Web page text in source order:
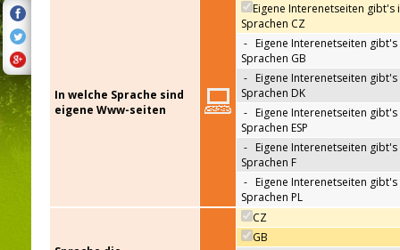
In welche Sprache sind
eigene Www-seiten
Eigene Interenetseiten gibt's
Sprachen CZ
- Eigene Interenetseiten gibt's
Sprachen GB
- Eigene Interenetseiten gibt's
Sprachen DK
- Eigene Interenetseiten gibt's
Sprachen ESP
- Eigene Interenetseiten gibt's
Sprachen F
- Eigene Interenetseiten gibt's
Sprachen PL
CZ
GB